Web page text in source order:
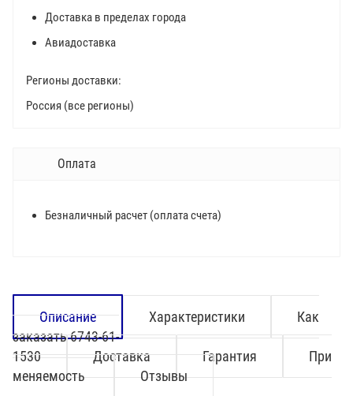
Доставка в пределах города
Авиадоставка
Регионы доставки:
Россия (все регионы)
Оплата
Безналичный расчет (оплата счета)
Описание Характеристики
Как
заказать 6743-61-
1530
Доставка Гарантия
При
меняемость
Отзывы